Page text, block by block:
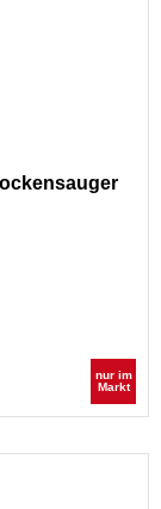
nur im
Markt